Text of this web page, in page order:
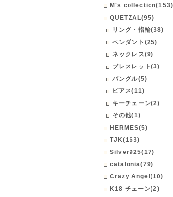
M's collection(153)
QUETZAL(95)
リング・指輪(38)
ペンダント(25)
ネックレス(9)
ブレスレット(3)
バングル(5)
ピアス(11)
キーチェーン(2)
その他(1)
HERMES(5)
TJK(163)
Silver925(17)
catalonia(79)
Crazy Angel(10)
K18 チェーン(2)